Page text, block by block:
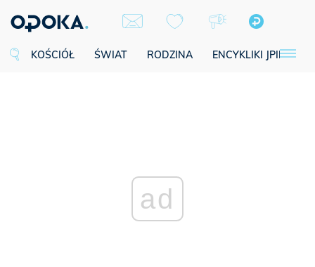
KOŚCIÓŁ ŚWIAT RODZINA ENCYKLIKI JPII
ad